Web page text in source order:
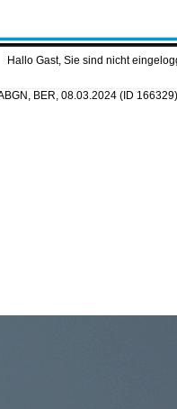
Hallo Gast, Sie sind nicht
BER, 08.03.2024 (ID 166329)